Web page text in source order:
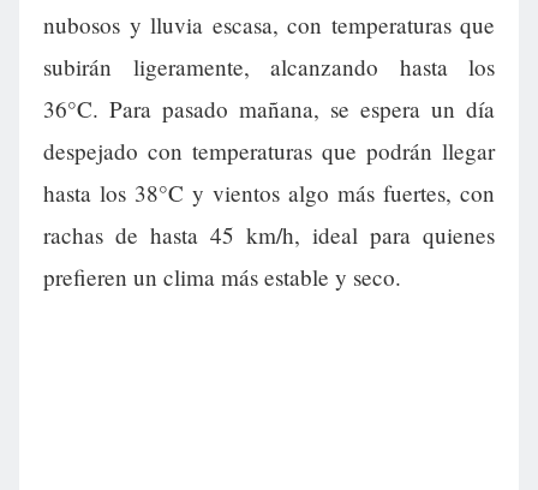
nubosos y lluvia escasa, con temperaturas que
subirán ligeramente, alcanzando hasta los
36°C. Para pasado mañana, se espera un día
despejado con temperaturas que podrán llegar
hasta los 38°C y vientos algo más fuertes, con
rachas de hasta 45 km/h, ideal para quienes
prefieren un clima más estable y seco.